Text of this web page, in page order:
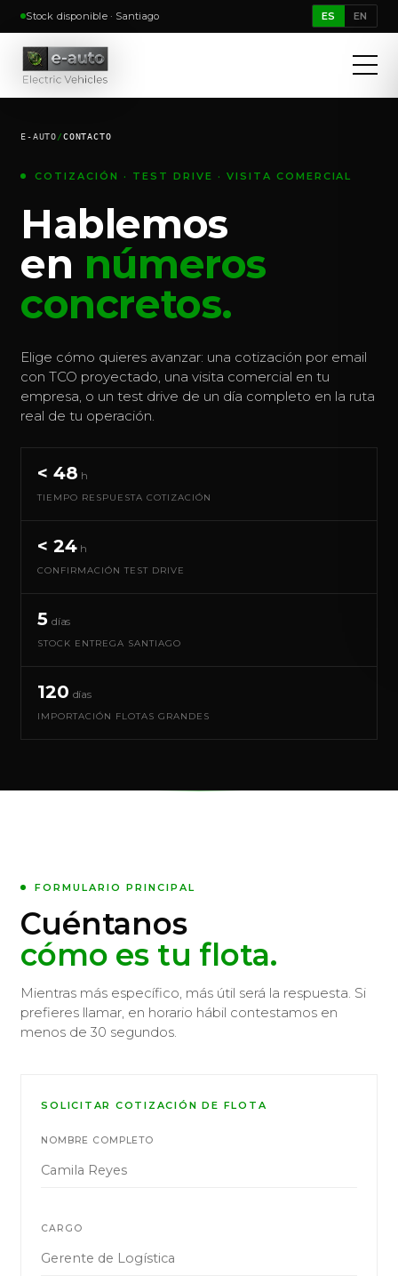
Stock disponible · Santiago ES EN
E-AUTO/CONTACTO
COTIZACIÓN · TEST DRIVE · VISITA COMERCIAL
Hablemos
en números
concretos.
Elige cómo quieres avanzar: una cotización por email
con TCO proyectado, una visita comercial en tu
empresa, o un test drive de un día completo en la ruta
real de tu operación.
< 48 h
TIEMPO RESPUESTA COTIZACIÓN
< 24 h
CONFIRMACIÓN TEST DRIVE
5 días
STOCK ENTREGA SANTIAGO
120 días
IMPORTACIÓN FLOTAS GRANDES
FORMULARIO PRINCIPAL
Cuéntanos
cómo es tu flota.
Mientras más específico, más útil será la respuesta. Si
prefieres llamar, en horario hábil contestamos en
menos de 30 segundos.
SOLICITAR COTIZACIÓN DE FLOTA
NOMBRE COMPLETO
CARGO